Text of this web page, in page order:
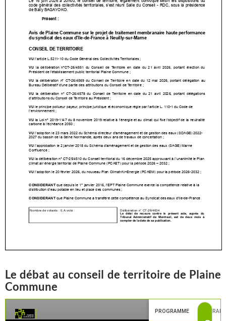
Le débat au conseil de territoire de Plaine
Commune